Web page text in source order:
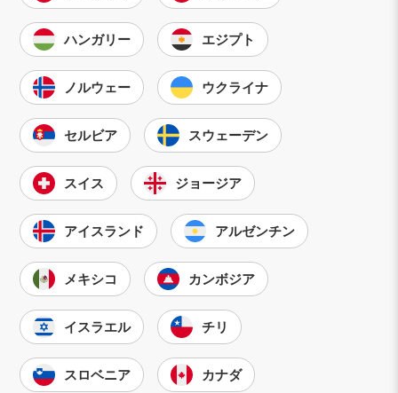
ハンガリー エジプト
ノルウェー ウクライナ
セルビア スウェーデン
スイス ジョージア
アイスランド アルゼンチン
メキシコ カンボジア
イスラエル チリ
スロベニア カナダ